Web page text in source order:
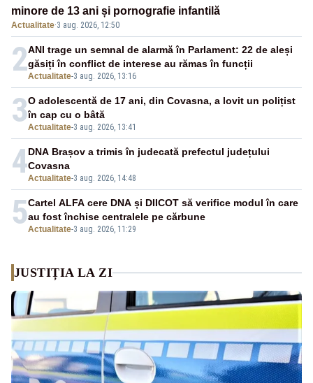
minore de 13 ani și pornografie infantilă
Actualitate·3 aug. 2026, 12:50
2Actualitate-3 aug. 2026, 13:16
ANI trage un semnal de alarmă în Parlament: 22 de aleși
găsiți în conflict de interese au rămas în funcții
3Actualitate-3 aug. 2026, 13:41
O adolescentă de 17 ani, din Covasna, a lovit un polițist
în cap cu o bâtă
4Actualitate-3 aug. 2026, 14:48
DNA Brașov a trimis în judecată prefectul județului
Covasna
5Actualitate-3 aug. 2026, 11:29
Cartel ALFA cere DNA și DIICOT să verifice modul în care
au fost închise centralele pe cărbune
JUSTIȚIA LA ZI